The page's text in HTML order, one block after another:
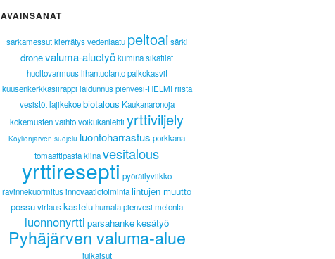
AVAINSANAT
sarkamessut kierrätys vedenlaatu peltoai särki
dronevaluma-aluetyö kuminasikatilat
huoltovarmuus lihantuotanto palkokasvit
kuusenkerkkäsiirappi laidunnus pienvesi-HELMI riista
vesistöt lajikekoe biotalous Kaukanaronoja
kokemusten vaihto voikukanlehti yrttiviljely
Köyliönjärven suojelu luontoharrastus porkkana
tomaattipastakiinavesitalous
yrttiresepti pyöräilyviikko
ravinnekuormitus innovaatiotoimintalintujen muutto
possu virtaus kastelu humalapienvesi melonta
luonnonyrtti parsahankekesätyö
Pyhäjärven valuma-alue
julkaisut